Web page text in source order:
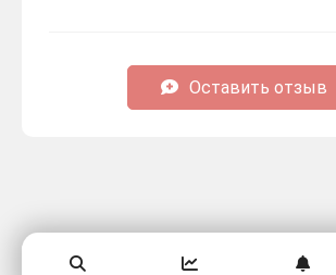
Оставить отзыв